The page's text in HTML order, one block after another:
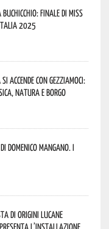
finale di Miss
2025
accende con Gezziamoci:
natura e borgo
Domenico Mangano. I
di origini lucane
l’installazione